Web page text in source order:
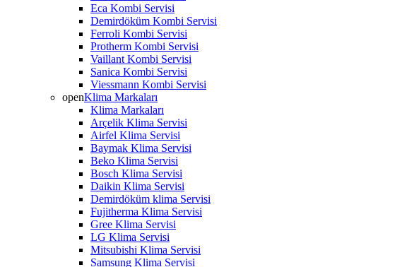
Eca Kombi Servisi
Demirdöküm Kombi Servisi
Ferroli Kombi Servisi
Protherm Kombi Servisi
Vaillant Kombi Servisi
Sanica Kombi Servisi
Viessmann Kombi Servisi
openKlima Markaları
Klima Markaları
Arçelik Klima Servisi
Airfel Klima Servisi
Baymak Klima Servisi
Beko Klima Servisi
Bosch Klima Servisi
Daikin Klima Servisi
Demirdöküm klima Servisi
Fujitherma Klima Servisi
Gree Klima Servisi
LG Klima Servisi
Mitsubishi Klima Servisi
Samsung Klima Servisi